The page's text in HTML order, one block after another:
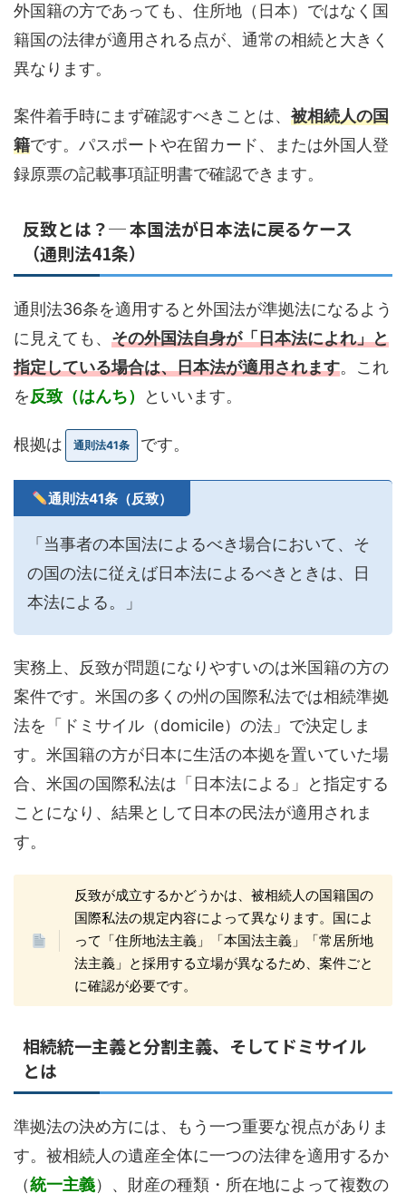
外国籍の方であっても、住所地（日本）ではなく国
籍国の法律が適用される点が、通常の相続と大きく
異なります。
案件着手時にまず確認すべきことは、 被相続人の国
籍です。パスポートや在留カード、または外国人登
録原票の記載事項証明書で確認できます。
反致とは？─ 本国法が日本法に戻るケース
（通則法41条）
通則法36条を適用すると外国法が準拠法になるよう
に見えても、 その外国法自身が「日本法によれ」と
指定している場合は、日本法が適用されます。これ
を反致（はんち） といいます。
根拠は 通則法41条 です。
通則法41条（反致）
「当事者の本国法によるべき場合において、そ
の国の法に従えば日本法によるべきときは、日
本法による。」
実務上、反致が問題になりやすいのは米国籍の方の
案件です。米国の多くの州の国際私法では相続準拠
法を「ドミサイル（domicile）の法」で決定しま
す。米国籍の方が日本に生活の本拠を置いていた場
合、米国の国際私法は「日本法による」と指定する
ことになり、結果として日本の民法が適用されま
す。
反致が成立するかどうかは、被相続人の国籍国の
国際私法の規定内容によって異なります。国によ
って「住所地法主義」「本国法主義」「常居所地
法主義」と採用する立場が異なるため、案件ごと
に確認が必要です。
相続統一主義と分割主義、そしてドミサイル
とは
準拠法の決め方には、もう一つ重要な視点がありま
す。被相続人の遺産全体に一つの法律を適用するか
（統一主義）、財産の種類・所在地によって複数の